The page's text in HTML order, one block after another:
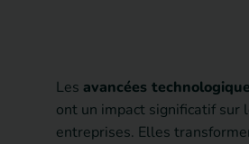
Les avancées
ont un impact significatif sur
entreprises. Elles